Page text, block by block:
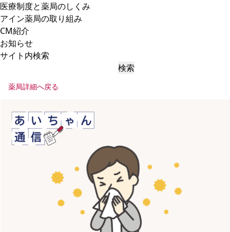
医療制度と薬局のしくみ
アイン薬局の取り組み
CM紹介
お知らせ
サイト内検索
検索
薬局詳細へ戻る